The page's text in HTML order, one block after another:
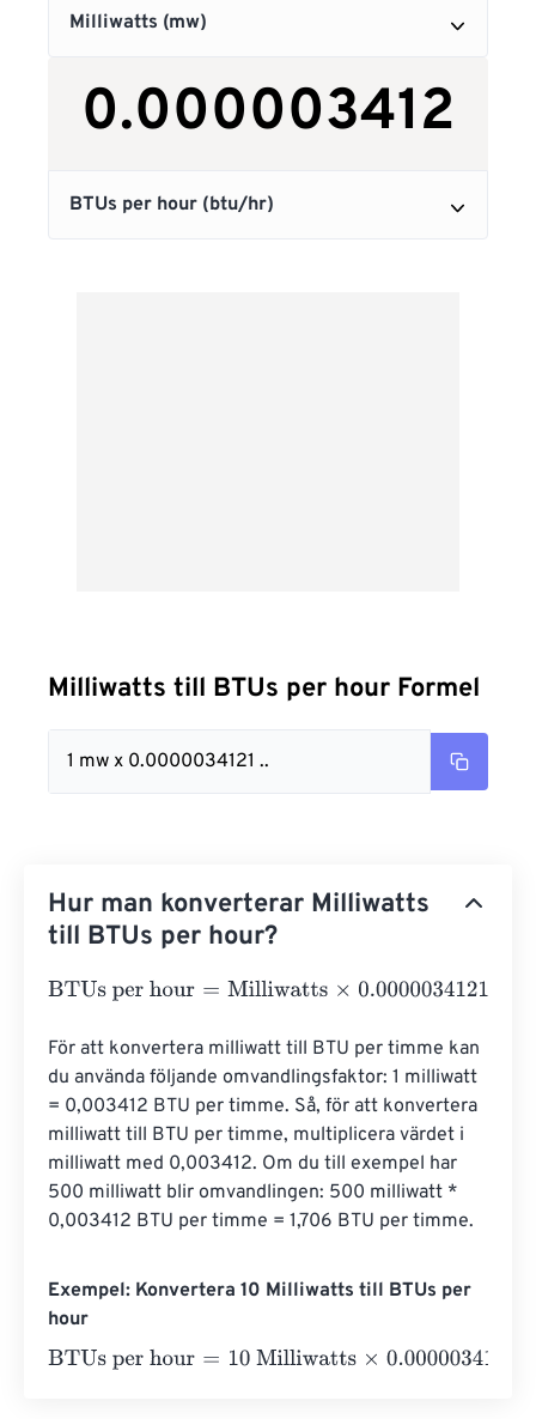
Milliwatts till BTUs per hour Formel
1 mw x 0.0000034121 ..
Hur man konverterar Milliwatts
till BTUs per hour?
BTUs per hour=Milliwatts×0.0000034121
För att konvertera milliwatt till BTU per timme kan
du använda följande omvandlingsfaktor: 1 milliwatt
= 0,003412 BTU per timme. Så, för att konvertera
milliwatt till BTU per timme, multiplicera värdet i
milliwatt med 0,003412. Om du till exempel har
500 milliwatt blir omvandlingen: 500 milliwatt *
0,003412 BTU per timme = 1,706 BTU per timme.
Exempel: Konvertera 10 Milliwatts till BTUs per
hour
BTUs per hour=10 Milliwatts×0.0000034121=0.0000341